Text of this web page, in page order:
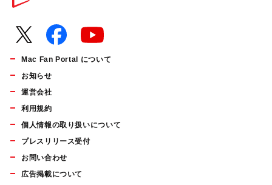
Mac Fan Portal について
お知らせ
運営会社
利用規約
個人情報の取り扱いについて
プレスリリース受付
お問い合わせ
広告掲載について